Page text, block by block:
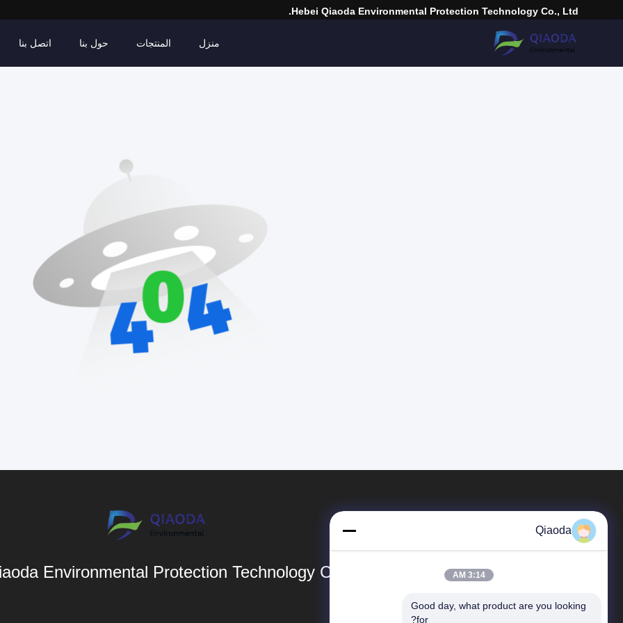
Hebei Qiaoda Environmental Protection Technology Co., Ltd.
منزل المنتجات حول بنا اتصل بنا
Environmental Protection Technology Co., Ltd.
المنتجات
Qiaoda
3:14 AM
Good day, what product are you looking
for?